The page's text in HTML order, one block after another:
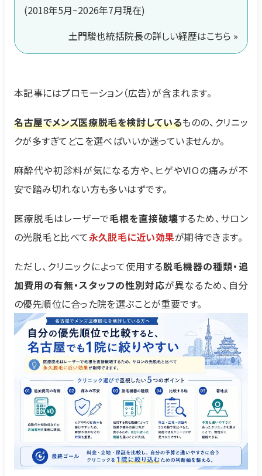
(2018年5月~2026年7月現在)
土門駿也統括院長の詳しい経歴はこちら »
本記事にはプロモーション（広告）が含まれます。
名古屋でメンズ医療脱毛を検討しているものの、クリニッ
クが多すぎてどこを選べばいいか迷っていませんか。
麻酔代や初診料が気になる方や、ヒゲやVIOの痛みが不
安で踏み切れない方も多いはずです。
医療脱毛はレーザーで毛根を直接破壊するため、サロン
の光脱毛と比べて永久脱毛に近い効果が期待できます。
ただし、クリニックによって使用する脱毛機器の種類・追
加費用の有無・スタッフの性別対応が異なるため、自分
の優先順位に合った院を選ぶことが重要です。